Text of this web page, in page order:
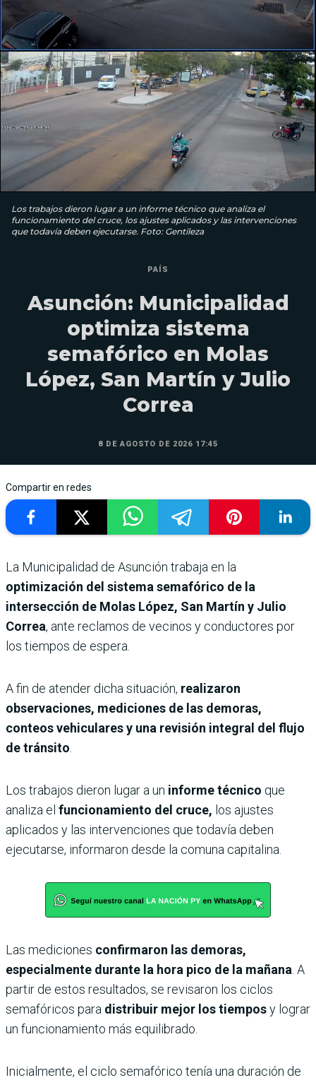
Los trabajos dieron lugar a un informe técnico que analiza el
funcionamiento del cruce, los ajustes aplicados y las intervenciones
que todavía deben ejecutarse. Foto: Gentileza
PAÍS
Asunción: Municipalidad
optimiza sistema
semafórico en Molas
López, San Martín y Julio
Correa
8 DE AGOSTO DE 2026 17:45
Compartir en redes
La Municipalidad de Asunción trabaja en la
optimización del sistema semafórico de la
intersección de Molas López, San Martín y Julio
Correa, ante reclamos de vecinos y conductores por
los tiempos de espera.
A fin de atender dicha situación, realizaron
observaciones, mediciones de las demoras,
conteos vehiculares y una revisión integral del flujo
de tránsito.
Los trabajos dieron lugar a un informe técnico que
analiza el funcionamiento del cruce, los ajustes
aplicados y las intervenciones que todavía deben
ejecutarse, informaron desde la comuna capitalina.
Las mediciones confirmaron las demoras,
especialmente durante la hora pico de la mañana. A
partir de estos resultados, se revisaron los ciclos
semafóricos para distribuir mejor los tiemposy lograr
un funcionamiento más equilibrado.
Inicialmente, el ciclo semafórico tenía una duración de